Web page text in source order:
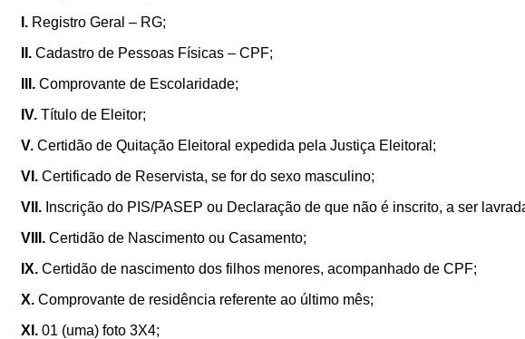
I. Registro Geral – RG;
II. Cadastro de Pessoas Físicas – CPF;
III. Comprovante de Escolaridade;
IV. Título de Eleitor;
V. Certidão de Quitação Eleitoral expedida pela Justiça Eleitoral;
VI. Certificado de Reservista, se for do sexo masculino;
VII. Inscrição do PIS/PASEP ou Declaração de que não é inscrito, a ser
VIII. Certidão de Nascimento ou Casamento;
IX. Certidão de nascimento dos filhos menores, acompanhado de CPF;
X. Comprovante de residência referente ao último mês;
XI. 01 (uma) foto 3X4;